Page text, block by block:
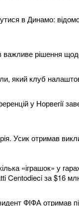
в Динамо:
важливе рішення
який клуб
у Норвегії
Усик отримав
«іграшок» у
Centodieci за $16
ФІФА отримав